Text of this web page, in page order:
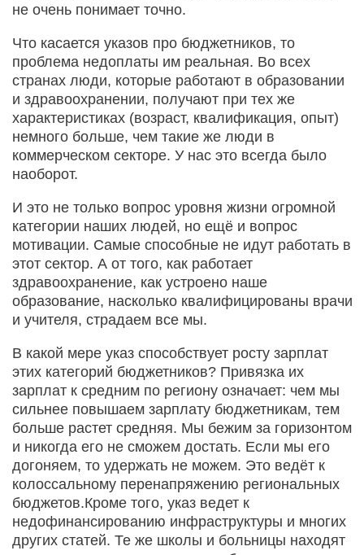
не очень понимает точно.
Что касается указов про бюджетников, то
проблема недоплаты им реальная. Во всех
странах люди, которые работают в образовании
и здравоохранении, получают при тех же
характеристиках (возраст, квалификация, опыт)
немного больше, чем такие же люди в
коммерческом секторе. У нас это всегда было
наоборот.
И это не только вопрос уровня жизни огромной
категории наших людей, но ещё и вопрос
мотивации. Самые способные не идут работать в
этот сектор. А от того, как работает
здравоохранение, как устроено наше
образование, насколько квалифицированы врачи
и учителя, страдаем все мы.
В какой мере указ способствует росту зарплат
этих категорий бюджетников? Привязка их
зарплат к средним по региону означает: чем мы
сильнее повышаем зарплату бюджетникам, тем
больше растет средняя. Мы бежим за горизонтом
и никогда его не сможем достать. Если мы его
догоняем, то удержать не можем. Это ведёт к
колоссальному перенапряжению региональных
бюджетов.Кроме того, указ ведет к
недофинансированию инфраструктуры и многих
других статей. Те же школы и больницы находят